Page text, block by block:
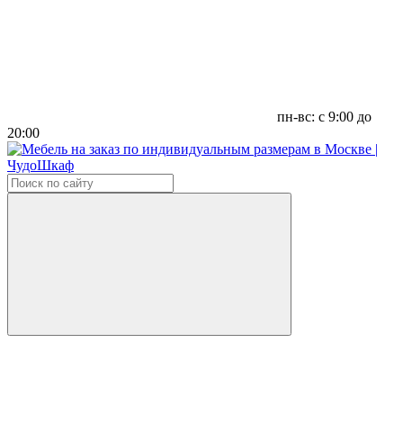
пн-вс: с 9:00 до
20:00